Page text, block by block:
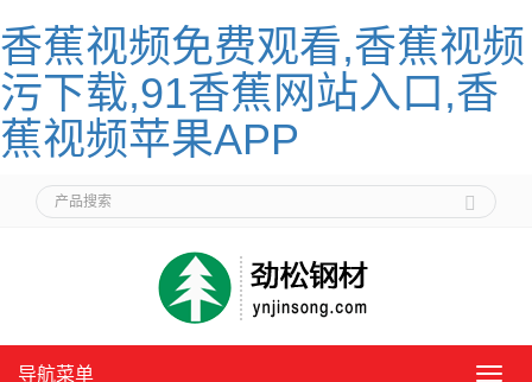
香蕉视频免费观看,香蕉视频
污下载,91香蕉网站入口,香
蕉视频苹果APP
导
导航菜单